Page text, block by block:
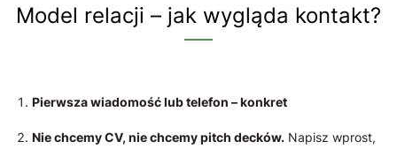
Model relacji – jak wygląda kontakt?
Pierwsza wiadomość lub telefon – konkret
Nie chcemy CV, nie chcemy pitch decków. Napisz wprost,